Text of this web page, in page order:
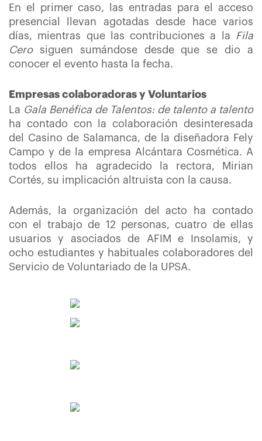
En el primer caso, las entradas para el acceso
presencial llevan agotadas desde hace varios
días, mientras que las contribuciones a la
Fila
Cerosiguen sumándose desde que se dio a
conocer el evento hasta la fecha.
Empresas colaboradoras y Voluntarios
La Gala Benéfica de Talentos: de talento a talento
ha contado con la colaboración desinteresada
del Casino de Salamanca, de la diseñadora Fely
Campo y de la empresa Alcántara Cosmética. A
todos ellos ha agradecido la rectora, Mirian
Cortés, su implicación altruista con la causa.
Además, la organización del acto ha contado
con el trabajo de 12 personas, cuatro de ellas
usuarios y asociados de AFIM e Insolamis, y
ocho estudiantes y habituales colaboradores del
Servicio de Voluntariado de la UPSA.